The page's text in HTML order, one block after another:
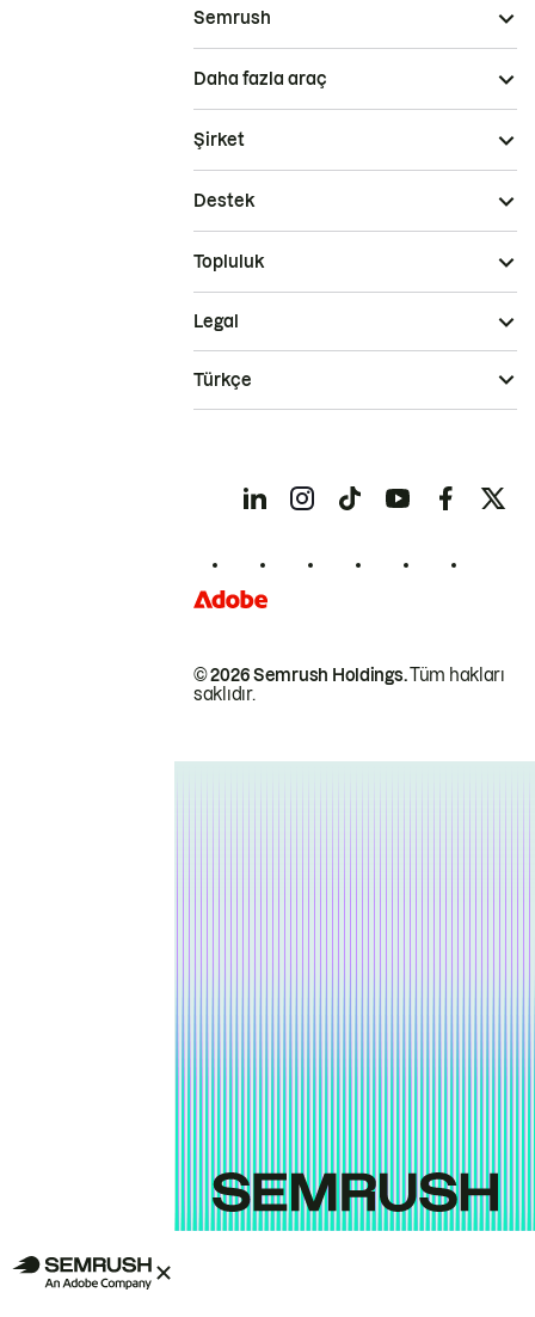
Semrush
Daha fazla araç
Şirket
Destek
Topluluk
© 2026 Semrush Holdings.Tüm hakları
saklıdır.
Legal
Türkçe